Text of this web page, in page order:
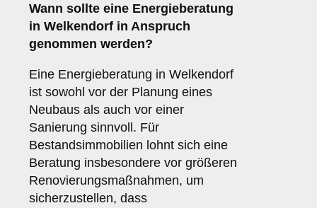
Wann sollte eine Energieberatung
in Welkendorf in Anspruch
genommen werden?
Eine Energieberatung in Welkendorf
ist sowohl vor der Planung eines
Neubaus als auch vor einer
Sanierung sinnvoll. Für
Bestandsimmobilien lohnt sich eine
Beratung insbesondere vor größeren
Renovierungsmaßnahmen, um
sicherzustellen, dass